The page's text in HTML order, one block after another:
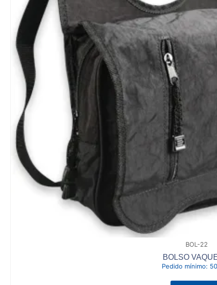
BOL-22
BOLSO
Pedido mínimo: